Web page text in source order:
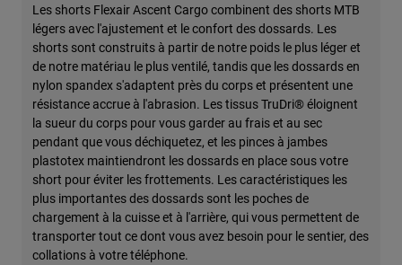
Les shorts Flexair Ascent Cargo combinent des shorts MTB
légers avec l'ajustement et le confort des dossards. Les
shorts sont construits à partir de notre poids le plus léger et
de notre matériau le plus ventilé, tandis que les dossards en
nylon spandex s'adaptent près du corps et présentent une
résistance accrue à l'abrasion. Les tissus TruDri® éloignent
la sueur du corps pour vous garder au frais et au sec
pendant que vous déchiquetez, et les pinces à jambes
plastotex maintiendront les dossards en place sous votre
short pour éviter les frottements. Les caractéristiques les
plus importantes des dossards sont les poches de
chargement à la cuisse et à l'arrière, qui vous permettent de
transporter tout ce dont vous avez besoin pour le sentier, des
collations à votre téléphone.